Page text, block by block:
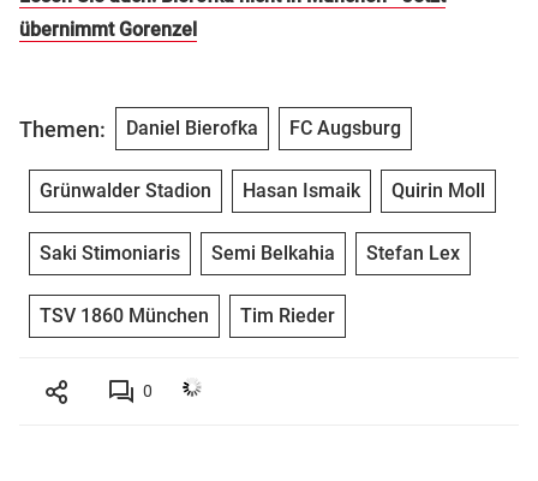
übernimmt Gorenzel
Themen: Daniel Bierofka FC Augsburg
Grünwalder Stadion Hasan Ismaik Quirin Moll
Saki Stimoniaris Semi Belkahia Stefan Lex
TSV 1860 München Tim Rieder
0